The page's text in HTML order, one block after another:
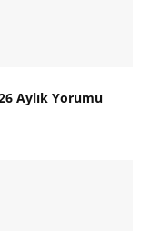
Aylık Yorumu